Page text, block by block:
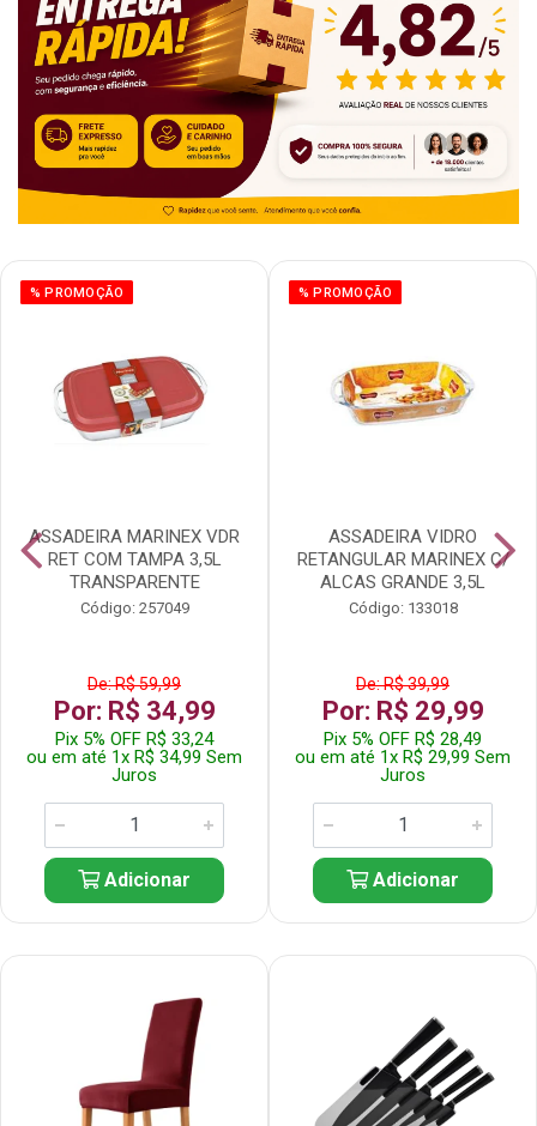
% PROMOÇÃO
ASSADEIRA MARINEX VDR
RET COM TAMPA 3,5L
TRANSPARENTE
Código: 257049
De: R$ 59,99
Por: R$ 34,99
Pix 5% OFF R$ 33,24
ou em até 1x R$ 34,99 Sem
Juros
Adicionar
% PROMOÇÃO
ASSADEIRA VIDRO
RETANGULAR MARINEX C/
ALCAS GRANDE 3,5L
Código: 133018
De: R$ 39,99
Por: R$ 29,99
Pix 5% OFF R$ 28,49
ou em até 1x R$ 29,99 Sem
Juros
Adicionar